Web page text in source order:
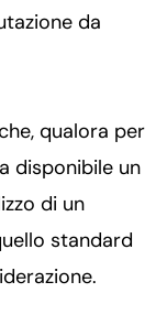
da
qualora per
disponibile un
di un
standard